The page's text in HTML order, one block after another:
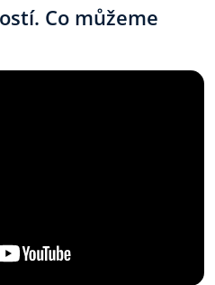
Co můžeme